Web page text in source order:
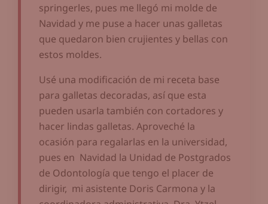
springerles, pues me llegó mi molde de
Navidad y me puse a hacer unas galletas
que quedaron bien crujientes y bellas con
estos moldes.
Usé una modificación de mi receta base
para galletas decoradas, así que esta
pueden usarla también con cortadores y
hacer lindas galletas. Aproveché la
ocasión para regalarlas en la universidad,
pues en Navidad la Unidad de Postgrados
de Odontología que tengo el placer de
dirigir, mi asistente Doris Carmona y la